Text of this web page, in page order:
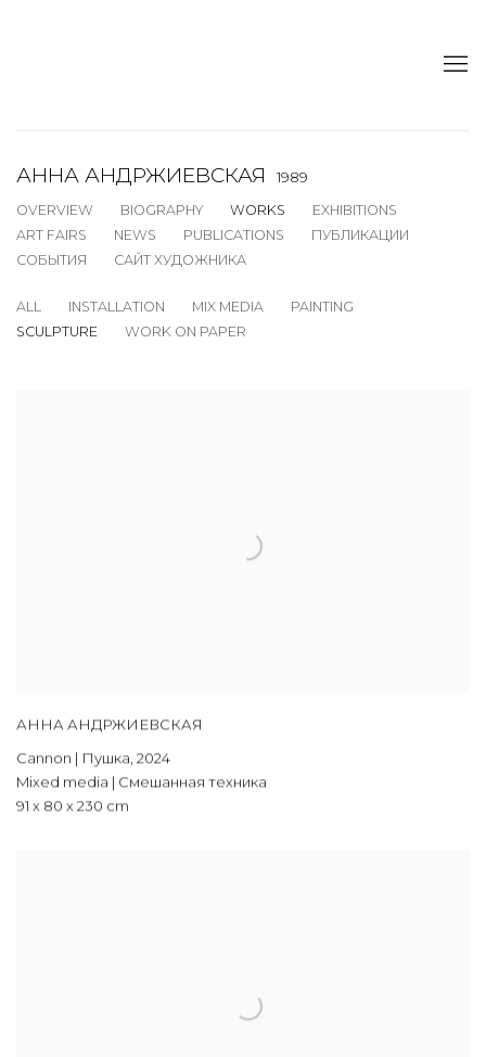
АННА АНДРЖИЕВСКАЯ
1989
OVERVIEW
BIOGRAPHY WORKS
EXHIBITIONS
ART FAIRS
NEWS PUBLICATIONS
ПУБЛИКАЦИИ
СОБЫТИЯ
САЙТ ХУДОЖНИКА
ALL INSTALLATION MIX MEDIA
PAINTING
SCULPTURE
WORK ON PAPER
АННА АНДРЖИЕВСКАЯ
Cannon | Пушка, 2024
Mixed media | Смешанная техника
91 x 80 x 230 cm